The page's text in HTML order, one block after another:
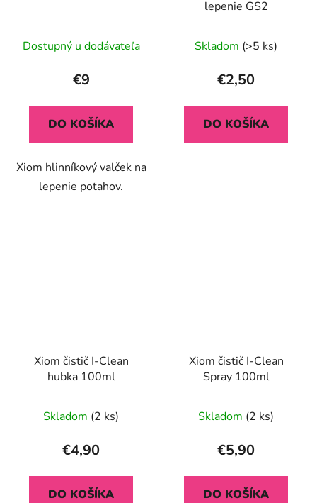
Dostupný u dodávateľa
€9
DO KOŠÍKA
Xiom hlinníkový valček na
lepenie poťahov.
lepenie GS2
Skladom (>5 ks)
€2,50
DO KOŠÍKA
Xiom čistič I-Clean
hubka 100ml
Skladom (2 ks)
€4,90
DO KOŠÍKA
Xiom čistič I-Clean
Spray 100ml
Skladom (2 ks)
€5,90
DO KOŠÍKA